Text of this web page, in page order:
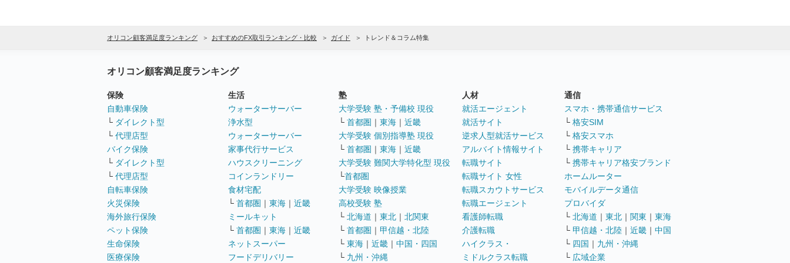
オリコン顧客満足度ランキング おすすめのFX取引ランキング・比較 ガイド トレンド＆コラム特集
オリコン顧客満足度ランキング
保険
自動車保険
└ ダイレクト型
└ 代理店型
バイク保険
└ ダイレクト型
└ 代理店型
自転車保険
火災保険
海外旅行保険
ペット保険
生命保険
医療保険
生活
ウォーターサーバー
浄水型
ウォーターサーバー
家事代行サービス
ハウスクリーニング
コインランドリー
食材宅配
└ 首都圏 ｜ 東海 ｜ 近畿
ミールキット
└ 首都圏 ｜ 東海 ｜ 近畿
ネットスーパー
フードデリバリー
塾
大学受験 塾・予備校 現役
└ 首都圏 ｜ 東海 ｜ 近畿
大学受験 個別指導塾 現役
└ 首都圏 ｜ 東海 ｜ 近畿
大学受験 難関大学特化型 現役
└首都圏
大学受験 映像授業
高校受験 塾
└ 北海道 ｜ 東北 ｜ 北関東
└ 首都圏 ｜ 甲信越・北陸
└ 東海 ｜ 近畿 ｜ 中国・四国
└ 九州・沖縄
人材
就活エージェント
就活サイト
逆求人型就活サービス
アルバイト情報サイト
転職サイト
転職サイト 女性
転職スカウトサービス
転職エージェント
看護師転職
介護転職
ハイクラス・
ミドルクラス転職
通信
スマホ・携帯通信サービス
└ 格安SIM
└ 格安スマホ
└ 携帯キャリア
└ 携帯キャリア格安ブランド
ホームルーター
モバイルデータ通信
プロバイダ
└ 北海道 ｜ 東北 ｜ 関東 ｜ 東海
└ 甲信越・北陸 ｜ 近畿 ｜ 中国
└ 四国 ｜ 九州・沖縄
└ 広域企業